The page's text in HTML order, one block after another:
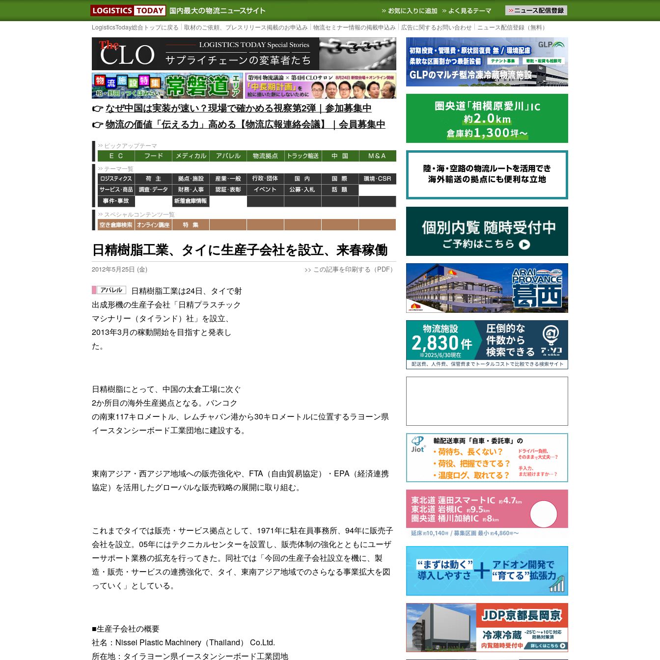
LOGISTICS TODAY｜国内最大の物流ニュースサイト3PL, SCMなど国内外の最新の物流ニュースをお届けします。物流ニュースメール配信を登録す
お気に入りに追加 よく見るテーマ
LogisticsToday総合トップに戻る 取材のご依頼、プレスリリース掲載のお申込み 物流セミナー情報の掲載申込み 広告に関するお問い合わせ ニュース配信登録（無料）
👉️なぜ中国は実装が速い？現場で確かめる視察第2弾｜参加募集中
👉️物流の価値「伝える力」高める【物流広報連絡会議】｜会員募集中
ピックアップテーマ
テーマ一覧
スペシャルコンテンツ一覧
日精樹脂工業、タイに生産子会社を設立、来春稼働
2012年5月25日 (金) >> この記事を印刷する（PDF）
日精樹脂工業は24日、タイで射
出成形機の生産子会社「日精プラスチック
マシナリー（タイランド）社」を設立、
2013年3月の稼動開始を目指すと発表し
た。
日精樹脂にとって、中国の太倉工場に次ぐ
2か所目の海外生産拠点となる。バンコク
の南東117キロメートル、レムチャバン港から30キロメートルに位置するラヨーン県
イースタンシーボード工業団地に建設する。
東南アジア・西アジア地域への販売強化や、FTA（自由貿易協定）・EPA（経済連携
協定）を活用したグローバルな販売戦略の展開に取り組む。
これまでタイでは販売・サービス拠点として、1971年に駐在員事務所、94年に販売子
会社を設立。05年にはテクニカルセンターを設置し、販売体制の強化とともにユーザ
ーサポート業務の拡充を行ってきた。同社では「今回の生産子会社設立を機に、製
造・販売・サービスの連携強化で、タイ、東南アジア地域でのさらなる事業拡大を図
っていく」としている。
■生産子会社の概要
社名：Nissei Plastic Machinery（Thailand） Co.Ltd.
所在地：タイラヨーン県イースタンシーボード工業団地